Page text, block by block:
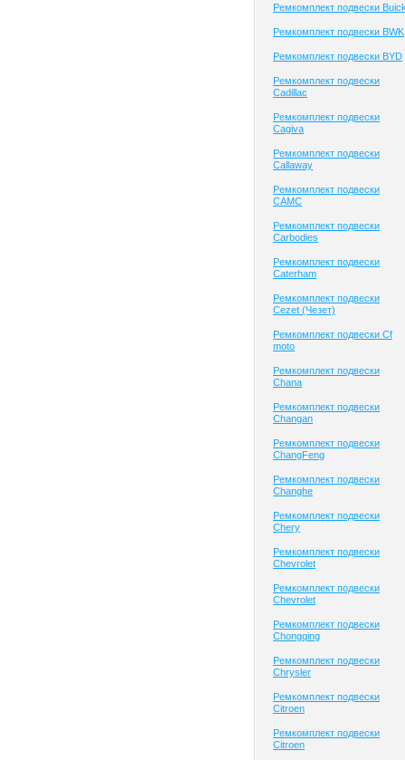
Ремкомплект подвески
Ремкомплект подвески BWK
Ремкомплект подвески BYD
Ремкомплект подвески
Cadillac
Ремкомплект подвески
Cagiva
Ремкомплект подвески
Callaway
Ремкомплект подвески
CAMC
Ремкомплект подвески
Carbodies
Ремкомплект подвески
Caterham
Ремкомплект подвески
Cezet (Чезет)
Ремкомплект подвески Cf
moto
Ремкомплект подвески
Chana
Ремкомплект подвески
Changan
Ремкомплект подвески
ChangFeng
Ремкомплект подвески
Changhe
Ремкомплект подвески
Chery
Ремкомплект подвески
Chevrolet
Ремкомплект подвески
Chevrolet
Ремкомплект подвески
Chongqing
Ремкомплект подвески
Chrysler
Ремкомплект подвески
Citroen
Ремкомплект подвески
Citroen